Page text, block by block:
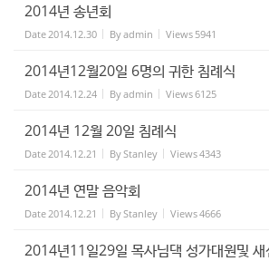
2014년 송년회
Date2014.12.30 Byadmin Views 5941
2014년12월20일 6명의 귀한 침례식
Date2014.12.24 Byadmin Views6125
2014년 12월 20일 침례식
Date2014.12.21 ByStanley Views4343
2014년 연말 음악회
Date2014.12.21 ByStanley Views4666
2014년11일29일 목사님댁 성가대원및 새